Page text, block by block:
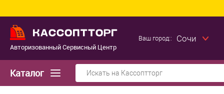
Авторизованный Сервисный Центр
Ваш город:: Сочи
Каталог